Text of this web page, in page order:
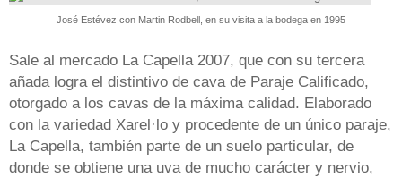
José Estévez con Martin Rodbell, en su visita a la bodega en 1995
Sale al mercado La Capella 2007, que con su tercera
añada logra el distintivo de cava de Paraje Calificado,
otorgado a los cavas de la máxima calidad. Elaborado
con la variedad Xarel·lo y procedente de un único paraje,
La Capella, también parte de un suelo particular, de
donde se obtiene una uva de mucho carácter y nervio,